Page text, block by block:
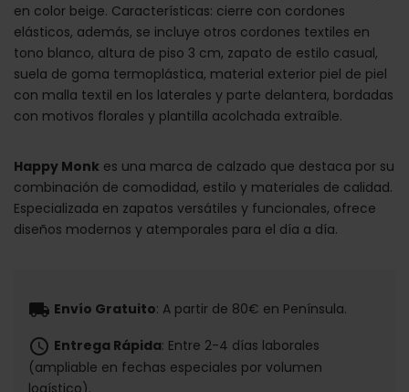
en color beige. Características: cierre con cordones
elásticos, además, se incluye otros cordones textiles en
tono blanco, altura de piso 3 cm, zapato de estilo casual,
suela de goma termoplástica, material exterior piel de piel
con malla textil en los laterales y parte delantera, bordadas
con motivos florales y plantilla acolchada extraíble.
Happy Monk es una marca de calzado que destaca por su
combinación de comodidad, estilo y materiales de calidad.
Especializada en zapatos versátiles y funcionales, ofrece
diseños modernos y atemporales para el día a día.
local_shipping Envío Gratuito: A partir de 80€ en Península.
schedule Entrega Rápida: Entre 2-4 días laborales
(ampliable en fechas especiales por volumen
logístico).